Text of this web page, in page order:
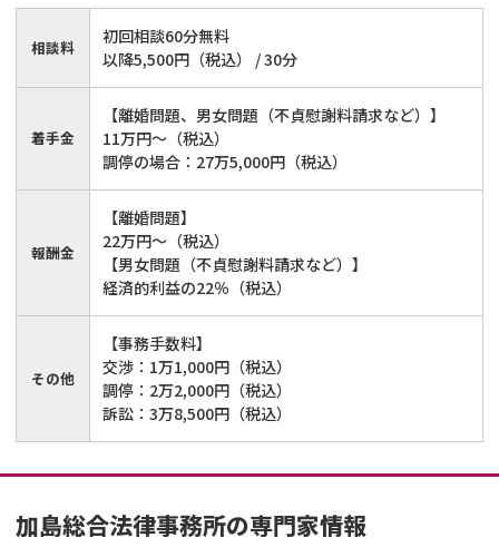
相談料
初回相談60分無料
以降5,500円（税込） / 30分
着手金
【離婚問題、男女問題（不貞慰謝料請求など）】
11万円～（税込）
調停の場合：27万5,000円（税込）
報酬金
【離婚問題】
22万円～（税込）
【男女問題（不貞慰謝料請求など）】
経済的利益の22％（税込）
その他
【事務手数料】
交渉：1万1,000円（税込）
調停：2万2,000円（税込）
訴訟：3万8,500円（税込）
加島総合法律事務所の専門家情報